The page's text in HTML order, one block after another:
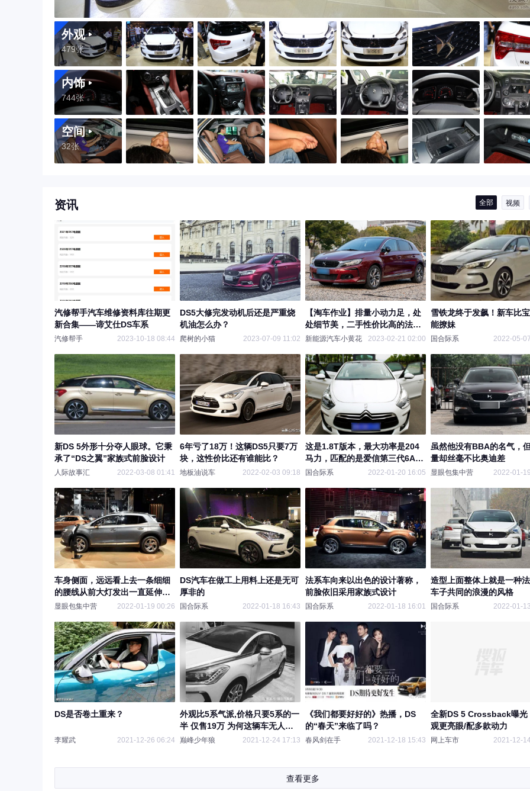
外观
479张
内饰
744张
空间
32张
资讯 全部 视频
汽修帮手汽车维修资料库往期更
新合集——谛艾仕DS车系
汽修帮手 2023-10-18 08:44
DS5大修完发动机后还是严重烧
机油怎么办？
爬树的小猫 2023-07-09 11:02
【淘车作业】排量小动力足，处
处细节美，二手性价比高的法系
豪华品牌——DS4S
新能源汽车小黄花 2023-02-21 02:00
雪铁龙终于发飙！新车比
能撩妹
国合际系 2022-05-
新DS 5外形十分夺人眼球。它秉
承了“DS之翼”家族式前脸设计
人际故事汇 2022-03-08 01:41
6年亏了18万！这辆DS5只要7万
块，这性价比还有谁能比？
地板油说车 2022-02-03 09:18
这是1.8T版本，最大功率是204
马力，匹配的是爱信第三代6AT
变速箱
国合际系 2022-01-20 16:05
虽然他没有BBA的名气，
量却丝毫不比奥迪差
显眼包集中营 2022-01-
车身侧面，远远看上去一条细细
的腰线从前大灯发出一直延伸到
尾灯部分
显眼包集中营 2022-01-19 00:26
DS汽车在做工上用料上还是无可
厚非的
国合际系 2022-01-18 16:43
法系车向来以出色的设计著称，
前脸依旧采用家族式设计
国合际系 2022-01-18 16:01
造型上面整体上就是一种
车子共同的浪漫的风格
国合际系 2022-01-
DS是否卷土重来？
李耀武 2021-12-26 06:24
外观比5系气派,价格只要5系的一
半 仅售19万 为何这辆车无人购
买
巅峰少年狼 2021-12-24 17:13
《我们都要好好的》热播，DS
的“春天”来临了吗？
春风剑在手 2021-12-18 15:43
全新DS 5 Crossback曝光
观更亮眼/配多款动力
网上车市 2021-12-
查看更多